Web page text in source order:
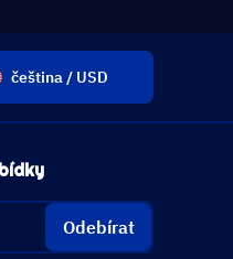
čeština / USD
Odebírat